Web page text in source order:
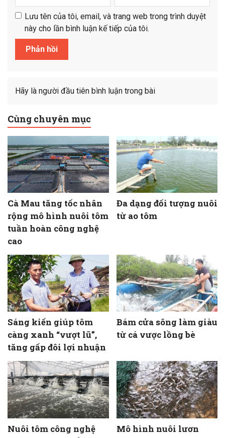
Lưu tên của tôi, email, và trang web trong trình duyệt
này cho lần bình luận kế tiếp của tôi.
Hãy là người đầu tiên bình luận trong bài
Cùng chuyên mục
Cà Mau tăng tốc nhân
rộng mô hình nuôi tôm
tuần hoàn công nghệ
cao
Đa dạng đối tượng nuôi
từ ao tôm
Sáng kiến giúp tôm
càng xanh “vượt lũ”,
tăng gấp đôi lợi nhuận
Bám cửa sông làm giàu
từ cá vược lồng bè
Nuôi tôm công nghệ
Mô hình nuôi lươn